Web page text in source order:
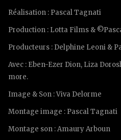
Réalisation : Pascal Tagnati
Production : Lotta Films &
Producteurs : Delphine Leoni &
Avec : Eben-Ezer Dion, Liza
more.
Image & Son : Viva Delorme
Montage image : Pascal Tagnati
Montage son : Amaury Arboun